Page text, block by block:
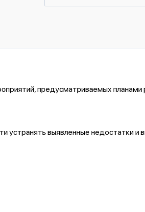
предусматриваемых планами
устранять выявленные недостатки и